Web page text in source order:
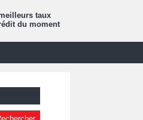
taux
du moment